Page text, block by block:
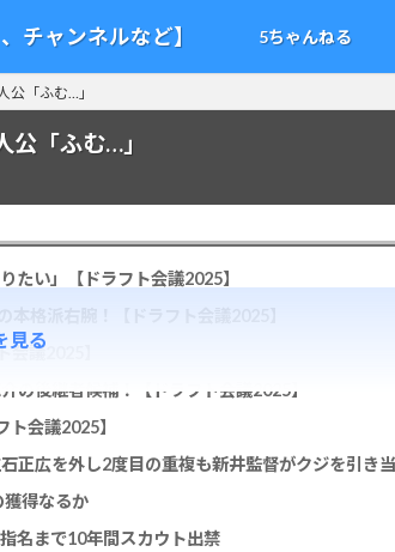
チャンネルなど】 5ちゃんねる
公「ふむ…」
「ふむ…」
たい」【ドラフト会議2025】
会議2025】
の後継者候補！【ドラフト会議2025】
会議2025】
獲得なるか
名まで10年間スカウト出禁
見る